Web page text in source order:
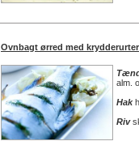
Ovnbagt ørred med krydderurter
alm.
Hak
Riv